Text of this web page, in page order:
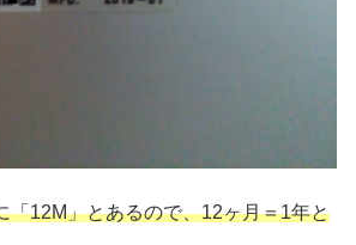
「12M」とあるので、12ヶ月＝1年と